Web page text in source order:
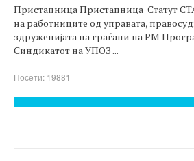
Пристапница Пристапница Статут
на работниците од управата,
здруженијата на граѓани на РМ
Синдикатот на УПОЗ ...
Посети: 19881